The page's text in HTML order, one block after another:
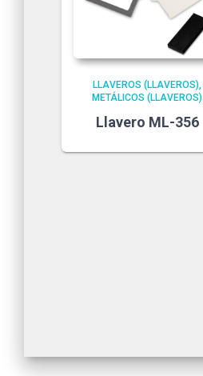
LLAVEROS (LLAVEROS)
METÁLICOS (LLAVEROS)
Llavero ML-356